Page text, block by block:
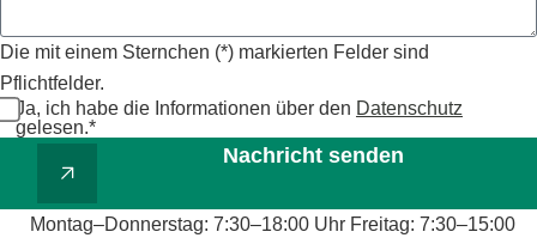
Die mit einem Sternchen (*) markierten Felder sind
Pflichtfelder.
Ja, ich habe die Informationen über den Datenschutz
gelesen.*
Nachricht senden
Montag–Donnerstag: 7:30–18:00 Uhr Freitag: 7:30–15:00